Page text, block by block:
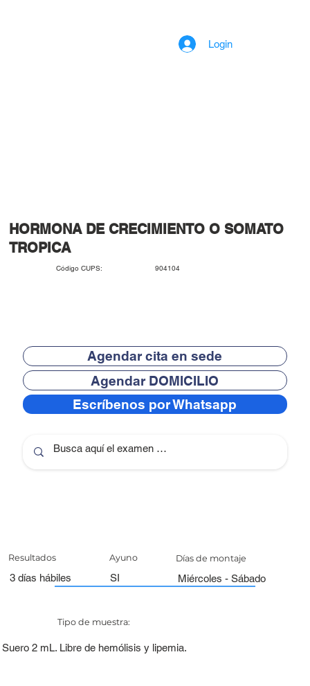
Login
HORMONA DE CRECIMIENTO O SOMATO
TROPICA
Código CUPS: 904104
Agendar cita en sede
Agendar DOMICILIO
Escríbenos por Whatsapp
Resultados
3 días hábiles
Días de montaje
Miércoles - Sábado
Ayuno
SI
Tipo de muestra:
Suero 2 mL. Libre de hemólisis y lipemia.